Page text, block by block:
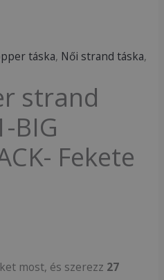
táska, Női strand táska,
strand
BIG
Fekete
most, és szerezz 27